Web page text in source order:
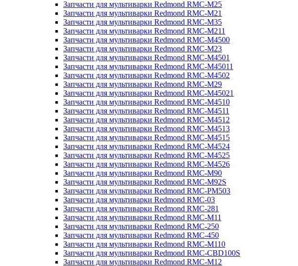
Запчасти для мультиварки Redmond RMC-M25
Запчасти для мультиварки Redmond RMC-M21
Запчасти для мультиварки Redmond RMC-M35
Запчасти для мультиварки Redmond RMC-M211
Запчасти для мультиварки Redmond RMC-M4500
Запчасти для мультиварки Redmond RMC-M23
Запчасти для мультиварки Redmond RMC-M4501
Запчасти для мультиварки Redmond RMC-M45011
Запчасти для мультиварки Redmond RMC-M4502
Запчасти для мультиварки Redmond RMC-M29
Запчасти для мультиварки Redmond RMC-M45021
Запчасти для мультиварки Redmond RMC-M4510
Запчасти для мультиварки Redmond RMC-M4511
Запчасти для мультиварки Redmond RMC-M4512
Запчасти для мультиварки Redmond RMC-M4513
Запчасти для мультиварки Redmond RMC-M4515
Запчасти для мультиварки Redmond RMC-M4524
Запчасти для мультиварки Redmond RMC-M4525
Запчасти для мультиварки Redmond RMC-M4526
Запчасти для мультиварки Redmond RMC-M90
Запчасти для мультиварки Redmond RMC-M92S
Запчасти для мультиварки Redmond RMC-PM503
Запчасти для мультиварки Redmond RMC-03
Запчасти для мультиварки Redmond RMC-281
Запчасти для мультиварки Redmond RMC-M11
Запчасти для мультиварки Redmond RMC-250
Запчасти для мультиварки Redmond RMC-450
Запчасти для мультиварки Redmond RMC-M110
Запчасти для мультиварки Redmond RMC-CBD100S
Запчасти для мультиварки Redmond RMC-M12